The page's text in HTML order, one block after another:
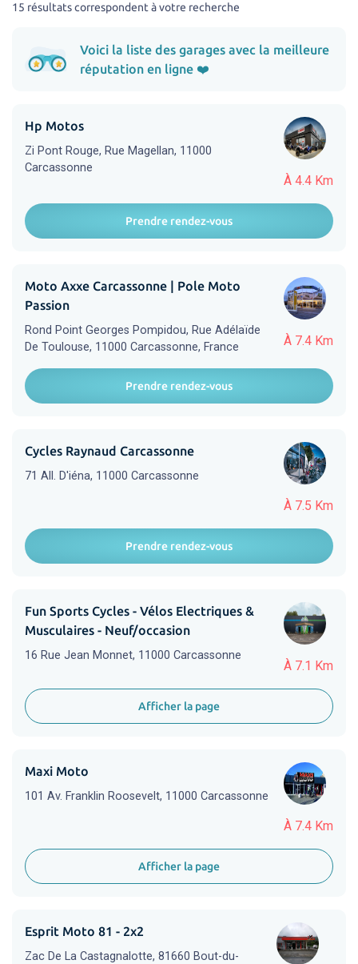
15 résultats correspondent à votre recherche
Voici la liste des garages avec la meilleure
réputation en ligne ❤️
À 4.4 Km
Hp Motos
Zi Pont Rouge, Rue Magellan, 11000
Carcassonne
Prendre rendez-vous
À 7.4 Km
Moto Axxe Carcassonne | Pole Moto
Passion
Rond Point Georges Pompidou, Rue Adélaïde
De Toulouse, 11000 Carcassonne, France
Prendre rendez-vous
À 7.5 Km
Cycles Raynaud Carcassonne
71 All. D'iéna, 11000 Carcassonne
Prendre rendez-vous
À 7.1 Km
Fun Sports Cycles - Vélos Electriques &
Musculaires - Neuf/occasion
16 Rue Jean Monnet, 11000 Carcassonne
Afficher la page
À 7.4 Km
Maxi Moto
101 Av. Franklin Roosevelt, 11000 Carcassonne
Afficher la page
Esprit Moto 81 - 2x2
Zac De La Castagnalotte, 81660 Bout-du-